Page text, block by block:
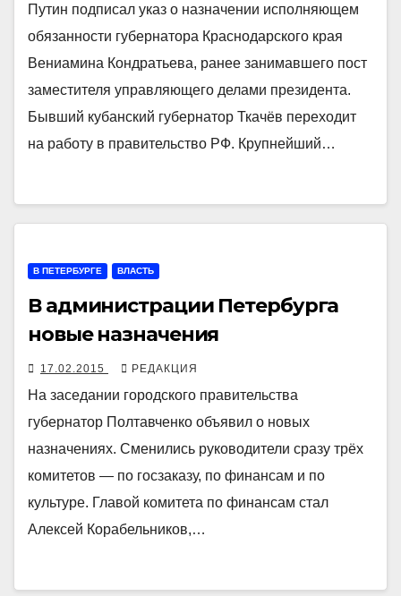
Путин подписал указ о назначении исполняющем
обязанности губернатора Краснодарского края
Вениамина Кондратьева, ранее занимавшего пост
заместителя управляющего делами президента.
Бывший кубанский губернатор Ткачёв переходит
на работу в правительство РФ. Крупнейший…
В ПЕТЕРБУРГЕ ВЛАСТЬ
В администрации Петербурга
новые назначения
17.02.2015 РЕДАКЦИЯ
На заседании городского правительства
губернатор Полтавченко объявил о новых
назначениях. Сменились руководители сразу трёх
комитетов — по госзаказу, по финансам и по
культуре. Главой комитета по финансам стал
Алексей Корабельников,…